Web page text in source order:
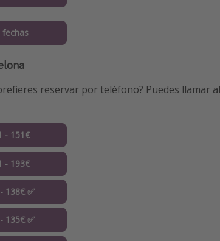
fechas
reservar por teléfono? Puedes llamar al
- 151€
- 193€
138€ ✅
135€ ✅